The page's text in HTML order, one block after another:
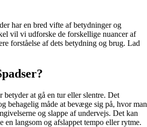
har en bred vifte af betydninger og
vil vi udforske de forskellige nuancer af
forståelse af dets betydning og brug. Lad
betyder at gå en tur eller slentre. Det
behagelig måde at bevæge sig på, hvor man
og slappe af undervejs. Det kan
en langsom og afslappet tempo eller rytme.